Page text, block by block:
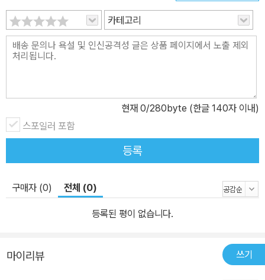
카테고리
현재 0/280byte (한글 140자 이내)
스포일러 포함
등록
구매자 (0) 전체 (0)
등록된 평이 없습니다.
마이리뷰 쓰기